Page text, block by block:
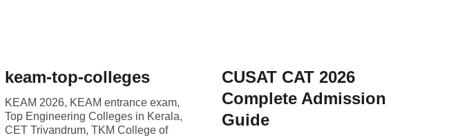
keam-top-colleges
KEAM 2026, KEAM entrance exam,
Top Engineering Colleges in Kerala,
CET Trivandrum, TKM College of
CUSAT CAT 2026
Complete Admission
Guide